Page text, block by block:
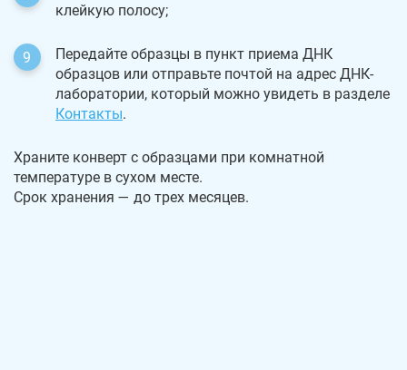
клейкую полосу;
Передайте образцы в пункт приема ДНК
образцов или отправьте почтой на адрес ДНК-
лаборатории, который можно увидеть в разделе
Контакты.
Храните конверт с образцами при комнатной
температуре в сухом месте.
Срок хранения — до трех месяцев.